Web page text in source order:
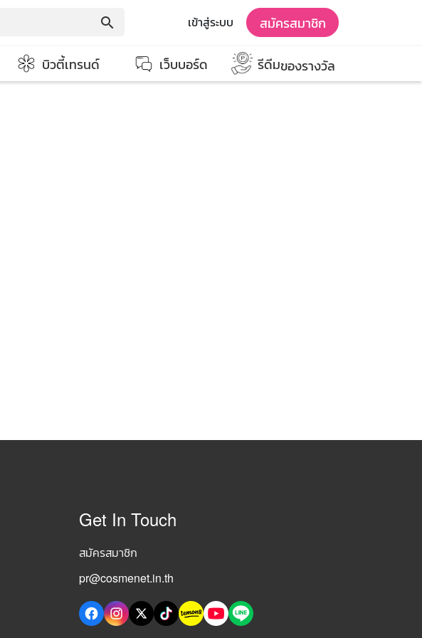
search เข้าสู่ระบบ สมัครสมาชิก
บิวตี้เทรนด์ เว็บบอร์ด รีดีมของรางวัล
Get In Touch
สมัครสมาชิก
pr@cosmenet.in.th